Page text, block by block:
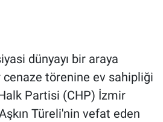
dünyayı bir araya
törenine ev sahipliği
Partisi (CHP) İzmir
Türeli'nin vefat eden